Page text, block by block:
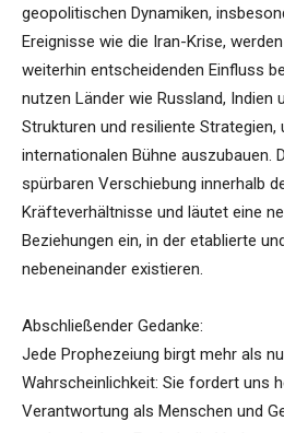
geopolitischen Dynamiken,
Ereignisse wie die Iran-Krise,
weiterhin entscheidenden Einfluss
nutzen Länder wie Russland, Indien
Strukturen und resiliente
internationalen Bühne auszubauen.
spürbaren Verschiebung innerhalb
Kräfteverhältnisse und läutet eine
Beziehungen ein, in der etablierte
nebeneinander existieren.
Abschließender Gedanke:
Jede Prophezeiung birgt mehr als
Wahrscheinlichkeit: Sie fordert uns
Verantwortung als Menschen und